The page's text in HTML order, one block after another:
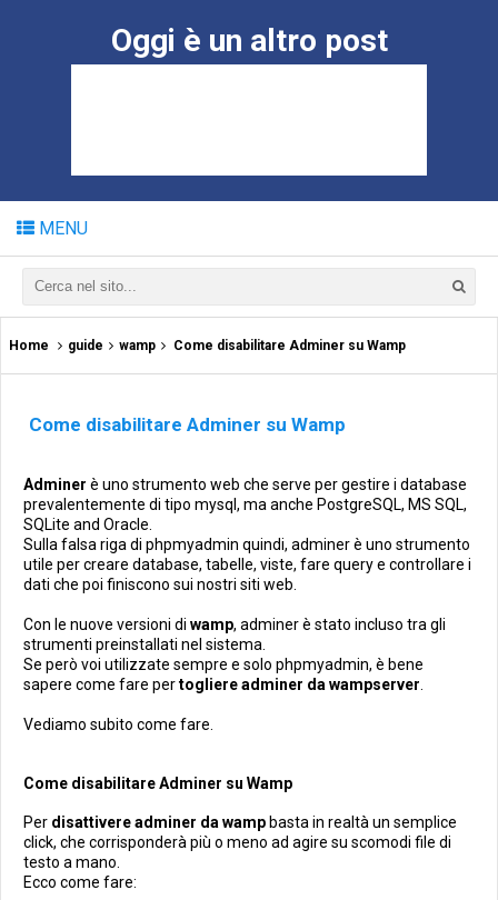
Oggi è un altro post
MENU
Home guide wamp Come disabilitare Adminer su Wamp
Come disabilitare Adminer su Wamp
Adminer è uno strumento web che serve per gestire i database
prevalentemente di tipo mysql, ma anche PostgreSQL, MS SQL,
SQLite and Oracle.
Sulla falsa riga di phpmyadmin quindi, adminer è uno strumento
utile per creare database, tabelle, viste, fare query e controllare i
dati che poi finiscono sui nostri siti web.
Con le nuove versioni di wamp, adminer è stato incluso tra gli
strumenti preinstallati nel sistema.
Se però voi utilizzate sempre e solo phpmyadmin, è bene
sapere come fare pertogliere adminer da wampserver
Vediamo subito come fare.
Come disabilitare Adminer su Wamp
Per disattivere adminer da wamp basta in realtà un semplice
click, che corrisponderà più o meno ad agire su scomodi file di
testo a mano.
Ecco come fare: